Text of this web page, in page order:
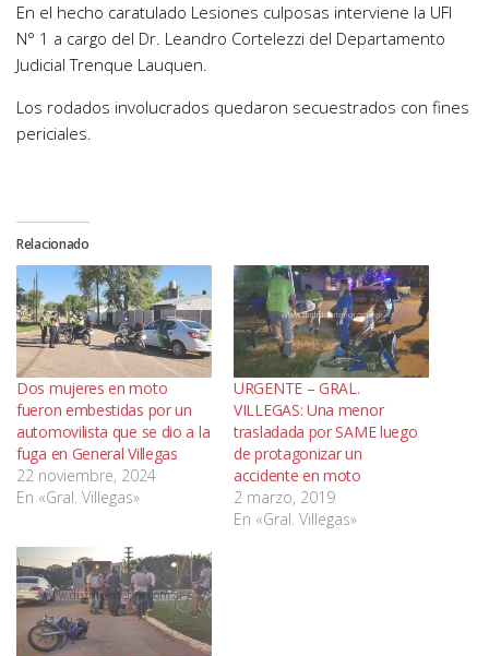
En el hecho caratulado Lesiones culposas interviene la UFI
N° 1 a cargo del Dr. Leandro Cortelezzi del Departamento
Judicial Trenque Lauquen.
Los rodados involucrados quedaron secuestrados con fines
periciales.
Relacionado
Dos mujeres en moto
fueron embestidas por un
automovilista que se dio a la
fuga en General Villegas
22 noviembre, 2024
En «Gral. Villegas»
URGENTE – GRAL.
VILLEGAS: Una menor
trasladada por SAME luego
de protagonizar un
accidente en moto
2 marzo, 2019
En «Gral. Villegas»